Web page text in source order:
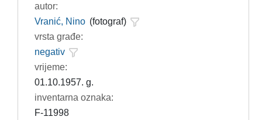
autor:
Vranić, Nino (fotograf)
vrsta građe:
negativ
vrijeme:
01.10.1957. g.
inventarna oznaka:
F-11998